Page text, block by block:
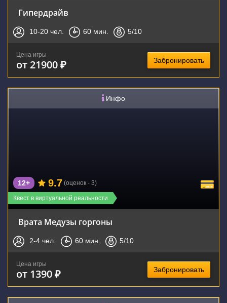
Гипердрайв
10-20 чел. 60 мин. 5/10
Цена игры
от 21900 ₽ Забронировать
Инфо
Квест в виртуальной реальности
12+ 9.7 (оценок - 3)
Врата Медузы горгоны
2-4 чел. 60 мин. 5/10
Цена игры
от 1390 ₽ Забронировать